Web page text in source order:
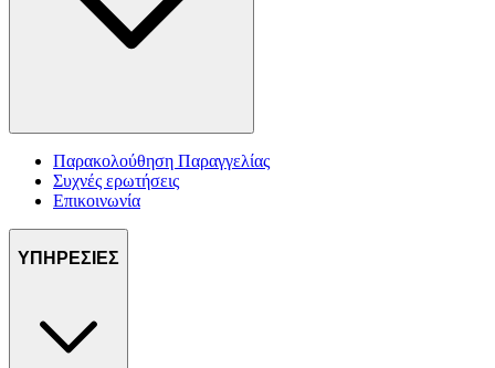
Παρακολούθηση Παραγγελίας
Συχνές ερωτήσεις
Επικοινωνία
ΥΠΗΡΕΣΙΕΣ